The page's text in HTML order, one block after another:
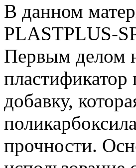
В данном
PLASTPLUS-
Первым делом
добавку,
прочности.